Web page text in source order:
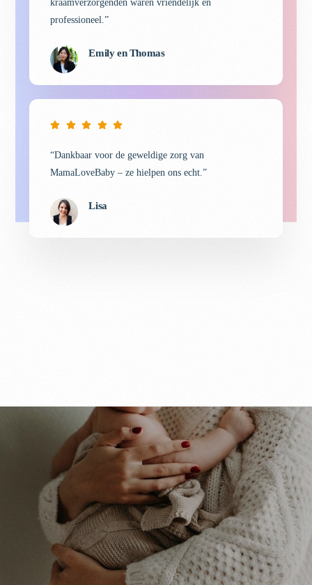
kraamverzorgenden waren vriendelijk en
professioneel.”
Emily en Thomas
“Dankbaar voor de geweldige zorg van
MamaLoveBaby – ze hielpen ons echt.”
Lisa